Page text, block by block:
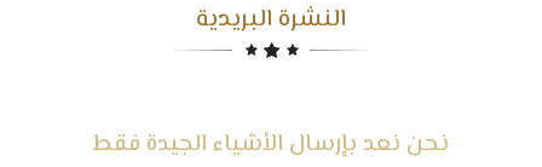
النشرة البريدية
نحن نعد بإرسال الأشياء الجيدة فقط